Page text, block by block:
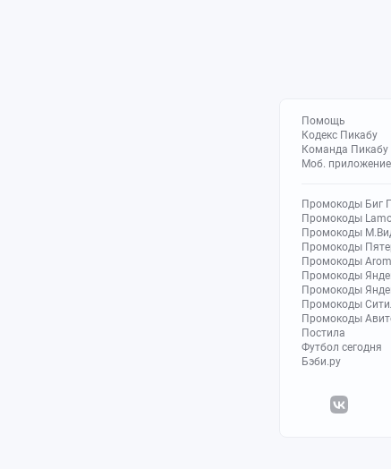
Помощь
Кодекс Пикабу
Команда Пикабу
Моб. приложение
Промокоды Биг
Промокоды
Промокоды
Промокоды
Промокоды
Промокоды
Промокоды
Промокоды
Промокоды
Постила
Футбол сегодня
Бэби.ру